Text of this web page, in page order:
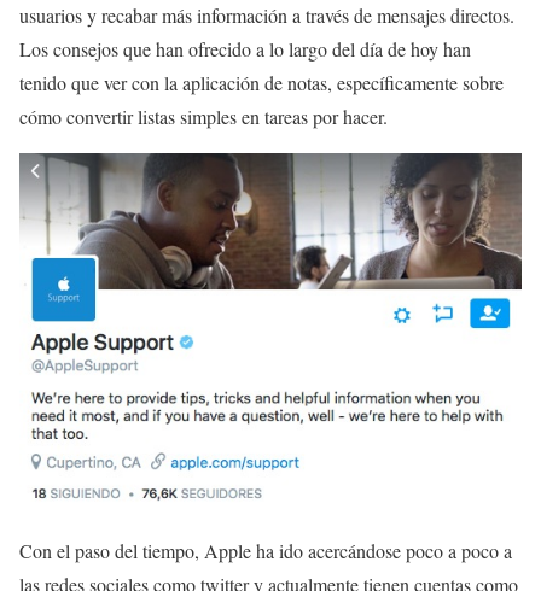
usuarios y recabar más información a través de mensajes directos.
Los consejos que han ofrecido a lo largo del día de hoy han
tenido que ver con la aplicación de notas, específicamente sobre
cómo convertir listas simples en tareas por hacer.
Con el paso del tiempo, Apple ha ido acercándose poco a poco a
las redes sociales como twitter y actualmente tienen cuentas como